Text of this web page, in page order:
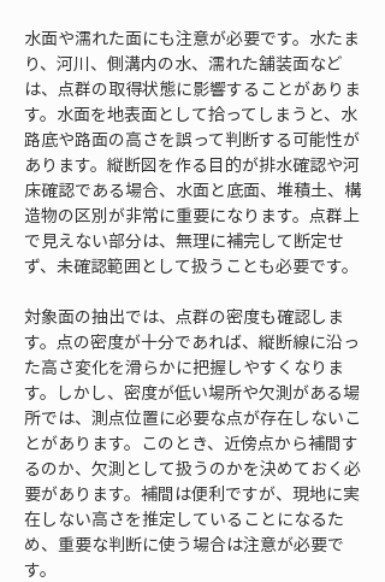
水面や濡れた面にも注意が必要です。水たま
り、河川、側溝内の水、濡れた舗装面など
は、点群の取得状態に影響することがありま
す。水面を地表面として拾ってしまうと、水
路底や路面の高さを誤って判断する可能性が
あります。縦断図を作る目的が排水確認や河
床確認である場合、水面と底面、堆積土、構
造物の区別が非常に重要になります。点群上
で見えない部分は、無理に補完して断定せ
ず、未確認範囲として扱うことも必要です。
対象面の抽出では、点群の密度も確認しま
す。点の密度が十分であれば、縦断線に沿っ
た高さ変化を滑らかに把握しやすくなりま
す。しかし、密度が低い場所や欠測がある場
所では、測点位置に必要な点が存在しないこ
とがあります。このとき、近傍点から補間す
るのか、欠測として扱うのかを決めておく必
要があります。補間は便利ですが、現地に実
在しない高さを推定していることになるた
め、重要な判断に使う場合は注意が必要で
す。